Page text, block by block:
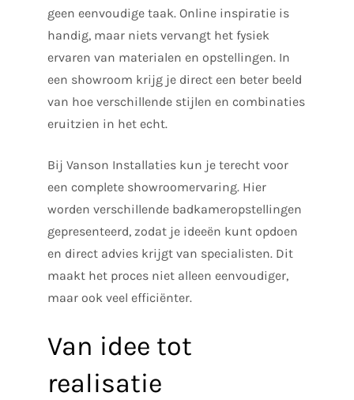
geen eenvoudige taak. Online inspiratie is
handig, maar niets vervangt het fysiek
ervaren van materialen en opstellingen. In
een showroom krijg je direct een beter beeld
van hoe verschillende stijlen en combinaties
eruitzien in het echt.
Bij Vanson Installaties kun je terecht voor
een complete showroomervaring. Hier
worden verschillende badkameropstellingen
gepresenteerd, zodat je ideeën kunt opdoen
en direct advies krijgt van specialisten. Dit
maakt het proces niet alleen eenvoudiger,
maar ook veel efficiënter.
Van idee tot
realisatie